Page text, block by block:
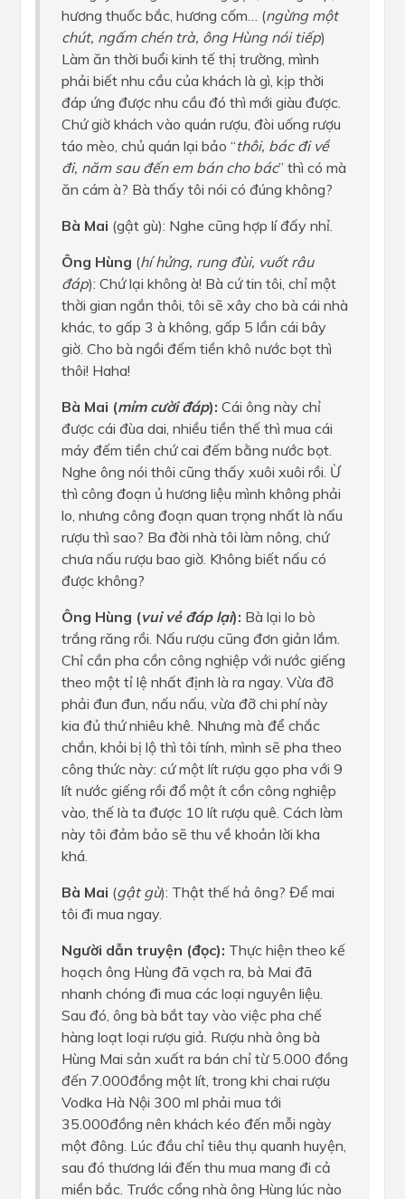
hương thuốc bắc, hương cốm… (ngừng một
chút, ngấm chén trà, ông Hùng nói tiếp)
Làm ăn thời buổi kinh tế thị trường, mình
phải biết nhu cầu của khách là gì, kịp thời
đáp ứng được nhu cầu đó thì mới giàu được.
Chứ giờ khách vào quán rượu, đòi uống rượu
táo mèo, chủ quán lại bảo “thôi, bác đi về
đi, năm sau đến em bán cho bác” thì có mà
ăn cám à? Bà thấy tôi nói có đúng không?
Bà Mai (gật gù): Nghe cũng hợp lí đấy nhỉ.
Ông Hùng (hí hửng, rung đùi, vuốt râu
đáp): Chứ lại không à! Bà cứ tin tôi, chỉ một
thời gian ngắn thôi, tôi sẽ xây cho bà cái nhà
khác, to gấp 3 à không, gấp 5 lần cái bây
giờ. Cho bà ngồi đếm tiền khô nước bọt thì
thôi! Haha!
Bà Mai (mỉm cười đáp): Cái ông này chỉ
được cái đùa dai, nhiều tiền thế thì mua cái
máy đếm tiền chứ cai đếm bằng nước bọt.
Nghe ông nói thôi cũng thấy xuôi xuôi rồi. Ừ
thì công đoạn ủ hương liệu mình không phải
lo, nhưng công đoạn quan trọng nhất là nấu
rượu thì sao? Ba đời nhà tôi làm nông, chứ
chưa nấu rượu bao giờ. Không biết nấu có
được không?
Ông Hùng (vui vẻ đáp lại): Bà lại lo bò
trắng răng rồi. Nấu rượu cũng đơn giản lắm.
Chỉ cần pha cồn công nghiệp với nước giếng
theo một tỉ lệ nhất định là ra ngay. Vừa đỡ
phải đun đun, nấu nấu, vừa đỡ chi phí này
kia đủ thứ nhiêu khê. Nhưng mà để chắc
chắn, khỏi bị lộ thì tôi tính, mình sẽ pha theo
công thức này: cứ một lít rượu gạo pha với 9
lít nước giếng rồi đổ một ít cồn công nghiệp
vào, thế là ta được 10 lít rượu quê. Cách làm
này tôi đảm bảo sẽ thu về khoản lời kha
khá.
Bà Mai (gật gù): Thật thế hả ông? Để mai
tôi đi mua ngay.
Người dẫn truyện (đọc): Thực hiện theo kế
hoạch ông Hùng đã vạch ra, bà Mai đã
nhanh chóng đi mua các loại nguyên liệu.
Sau đó, ông bà bắt tay vào việc pha chế
hàng loạt loại rượu giả. Rượu nhà ông bà
Hùng Mai sản xuất ra bán chỉ từ 5.000 đồng
đến 7.000đồng một lít, trong khi chai rượu
Vodka Hà Nội 300 ml phải mua tới
35.000đồng nên khách kéo đến mỗi ngày
một đông. Lúc đầu chỉ tiêu thụ quanh huyện,
sau đó thương lái đến thu mua mang đi cả
miền bắc. Trước cổng nhà ông Hùng lúc nào